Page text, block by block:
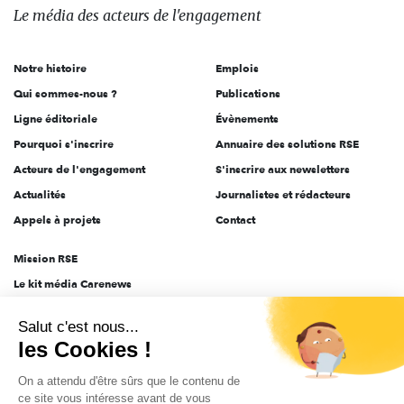
des
l'engagement
Le média des acteurs de l'engagement
Notre histoire
Qui sommes-nous ?
Ligne éditoriale
Pourquoi s'inscrire
Acteurs de l'engagement
Actualités
Appels à projets
Emplois
Publications
Évènements
Annuaire des solutions RSE
S'inscrire aux newsletters
Journalistes et rédacteurs
Contact
Mission RSE
Le kit média Carenews
AEF info
Novethic
PRODURABLE
Salut c'est nous...
les Cookies !
On a attendu d'être sûrs que le contenu de
ce site vous intéresse avant de vous